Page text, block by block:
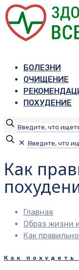
БОЛЕЗНИ
ОЧИЩЕНИЕ
ПОХУДЕНИЕ
✕
Как
Главная
Образ жизни
Как
Как